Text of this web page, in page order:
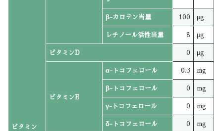
ビタミン
β-カロテン当量 100 μg
レチノール活性当量 8 μg
ビタミンD 0 μg
ビタミンE
α-トコフェロール 0.3 mg
β-トコフェロール 0 mg
γ-トコフェロール 0 mg
δ-トコフェロール 0 mg